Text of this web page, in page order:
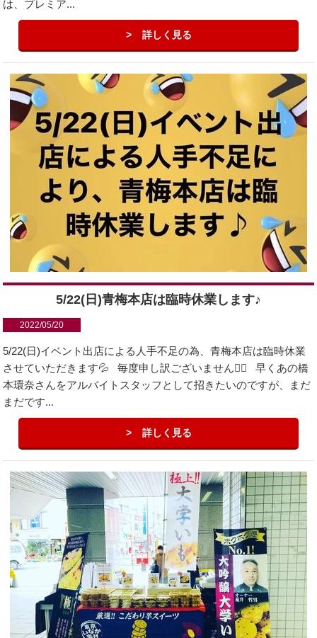
は、プレミア...
詳しく見る
5/22(日)青梅本店は臨時休業します♪
2022/05/20
5/22(日)イベント出店による人手不足の為、青梅本店は臨時休業
させていただきます💦 毎度申し訳ございません🙇‍♂️ 早くあの橋
本環奈さんをアルバイトスタッフとして招きたいのですが、まだ
まだです...
詳しく見る